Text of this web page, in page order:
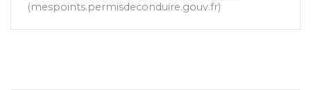
mespoints.permisdeconduire.gouv.fr